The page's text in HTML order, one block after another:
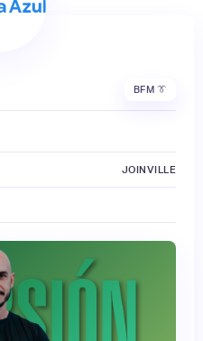
BFM 👔
JOINVILLE